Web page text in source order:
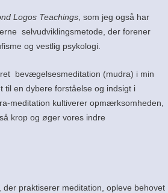
Logos Teachings , som jeg også har
selvudviklingsmetode, der forener
og vestlig psykologi.
bevægelsesmeditation (mudra) i min
til en dybere forståelse og indsigt i
meditation kultiverer opmærksomheden,
krop og øger vores indre
der praktiserer meditation, opleve behovet